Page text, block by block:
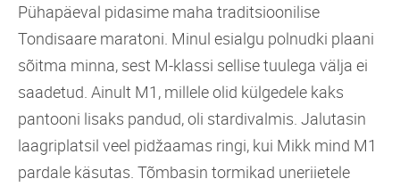
Pühapäeval pidasime maha traditsioonilise
Tondisaare maratoni. Minul esialgu polnudki plaani
sõitma minna, sest M-klassi sellise tuulega välja ei
saadetud. Ainult M1, millele olid külgedele kaks
pantooni lisaks pandud, oli stardivalmis. Jalutasin
laagriplatsil veel pidžaamas ringi, kui Mikk mind M1
pardale käsutas. Tõmbasin tormikad uneriietele